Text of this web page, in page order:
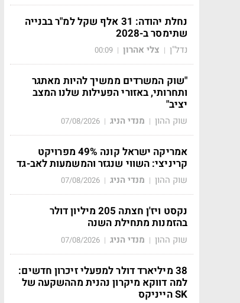
נחלת יהודה: 31 אלף שקל למ"ר בבנייה
שתימסר ב-2028
נדל"ן | צלי אהרון |
00:09
"שוק המשרדים ממשיך להיות מאתגר
ותחרותי, באזורי הפעילות שלנו המצב
יציב"
שוק ההון | מנדי הניג |
07/08/2026
אמריקה ישראל קונה 49% מפרויקט
קריניצי: השווי שנגזר והמשמעות לאב-גד
שוק ההון | מנדי הניג |
07/08/2026
נקסט ויז'ן חצתה 205 מיליון דולר
בהזמנות מתחילת השנה
שוק ההון | מנדי הניג |
07/08/2026
38 מיליארד דולר למפעלי זיכרון חדשים:
למה דווקא מיקרון נהנית מההשקעה של
SK הייניקס